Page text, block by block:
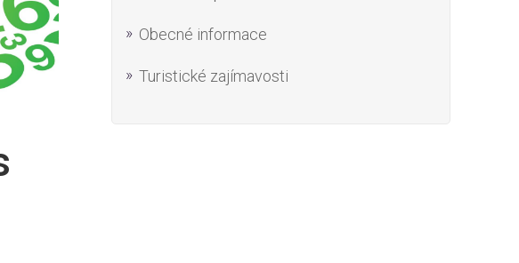
Obecné informace
Turistické zajímavosti